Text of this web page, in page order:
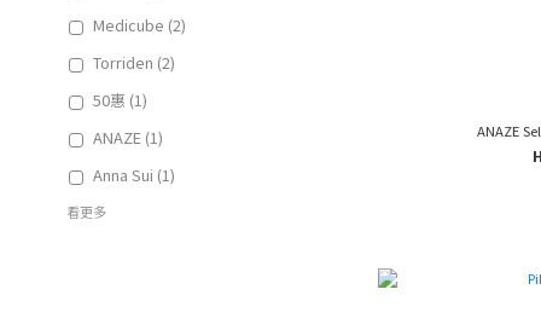
Medicube (2)
Torriden (2)
50惠 (1)
ANAZE (1)
Anna Sui (1)
看更多
ANAZE